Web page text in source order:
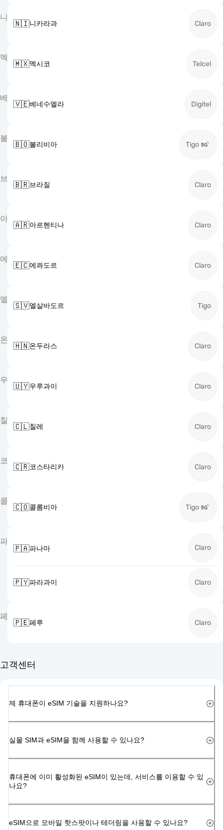
니
🇳🇮니카라과 Claro
멕
🇲🇽멕시코 Telcel
베
🇻🇪베네수엘라 Digitel
볼
🇧🇴볼리비아 Tigo
브
🇧🇷브라질 Claro
아
🇦🇷아르헨티나 Claro
에
🇪🇨에콰도르 Claro
엘
🇸🇻엘살바도르 Tigo
온
🇭🇳온두라스 Claro
우
🇺🇾우루과이 Claro
칠
🇨🇱칠레 Claro
코
🇨🇷코스타리카 Claro
콜
🇨🇴콜롬비아 Tigo
파
🇵🇦파나마 Claro
🇵🇾파라과이 Claro
페
🇵🇪페루 Claro
고객센터
제 휴대폰이 eSIM 기술을 지원하나요?
실물 SIM과 eSIM을 함께 사용할 수 있나요?
휴대폰에 이미 활성화된 eSIM이 있는데, 서비스를 이용할 수 있
나요?
eSIM으로 모바일 핫스팟이나 테더링을 사용할 수 있나요?